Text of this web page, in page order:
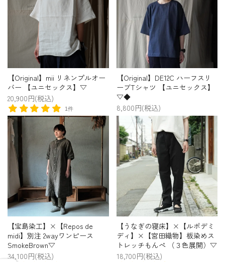
【Original】mii リネンプルオー
バー 【ユニセックス】▽
20,900円(税込)
1件
【Original】DE12C ハーフスリ
ーブTシャツ 【ユニセックス】
▽◆
8,800円(税込)
【宝島染工】×【Repos de
midi】別注 2wayワンピース
SmokeBrown▽
34,100円(税込)
【うなぎの寝床】×【ルポデミ
ディ】×【宮田織物】板染めス
トレッチもんぺ （３色展開）▽
18,700円(税込)